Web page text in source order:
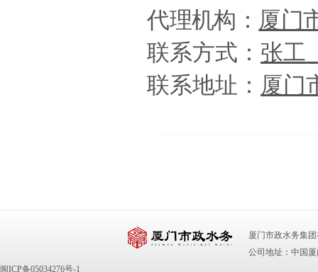
代理机构： 厦门
联系方式 ： 张工
联系地址： 厦门
厦门市政水务集团
公司地址：中国
闽ICP备05034276号-1